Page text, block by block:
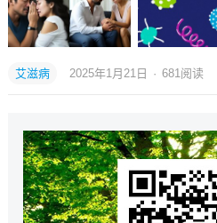
艾滋病 2025年1月21日 · 681阅读